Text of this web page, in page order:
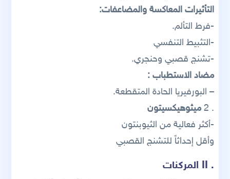
التأثيرات المعاكسة والمضاعفات:
-فرط التألم.
-التثبيط التنفسي
-تشنج قصبي وحنجري.
مضاد الاستطباب :
– البورفيريا الحادة المتقطعة.
. 2
ميثوهيكسيتون
-أكثر فعالية من الثيوبنتون
وأقل إحداثاً للتشنج القصبي
. II المركنات